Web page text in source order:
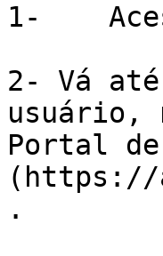
1-
2- Vá
usuário,
Portal
(https://
.